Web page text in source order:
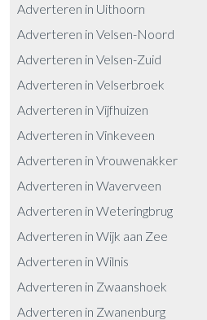
Adverteren in Uithoorn
Adverteren in Velsen-Noord
Adverteren in Velsen-Zuid
Adverteren in Velserbroek
Adverteren in Vijfhuizen
Adverteren in Vinkeveen
Adverteren in Vrouwenakker
Adverteren in Waverveen
Adverteren in Weteringbrug
Adverteren in Wijk aan Zee
Adverteren in Wilnis
Adverteren in Zwaanshoek
Adverteren in Zwanenburg